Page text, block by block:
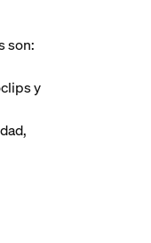
son:
y